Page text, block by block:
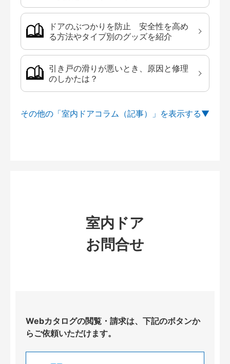
ドアのぶつかりを防止 安全性を高め
る方法やタイプ別のグッズを紹介
引き戸の滑りが悪いとき、原因と修理
のしかたは？
その他の「室内ドアコラム（記事）」を
室内ドア
お問合せ
Webカタログの閲覧・請求は、下記のボタンか
らご依頼いただけます。